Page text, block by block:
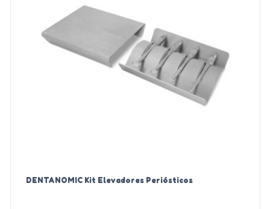
DENTANOMIC Kit Elevadores Periósticos